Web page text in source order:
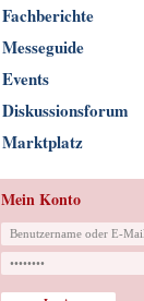
Fachberichte
Messeguide
Events
Diskussionsforum
Marktplatz
Mein Konto